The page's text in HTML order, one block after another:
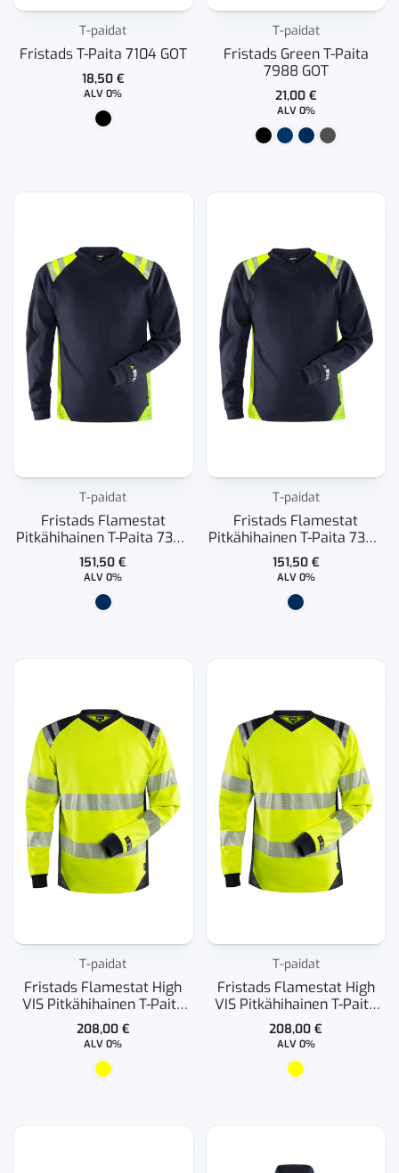
T-paidat
Fristads T-Paita 7104 GOT
18,50 €
ALV 0%
T-paidat
Fristads Green T-Paita
7988 GOT
21,00 €
ALV 0%
T-paidat
Fristads Flamestat
Pitkähihainen T-Paita 7360
TFL
151,50€
ALV 0%
T-paidat
Fristads Flamestat
Pitkähihainen T-Paita 7358
TFL Naisten
151,50 €
ALV 0%
T-paidat
Fristads Flamestat High
VIS Pitkähihainen T-Paita
LK 3 7359 TFL
208,00 €
ALV 0%
T-paidat
Fristads Flamestat High
VIS Pitkähihainen T-Paita
LK 3 7357 TFL Naisten
208,00€
ALV 0%